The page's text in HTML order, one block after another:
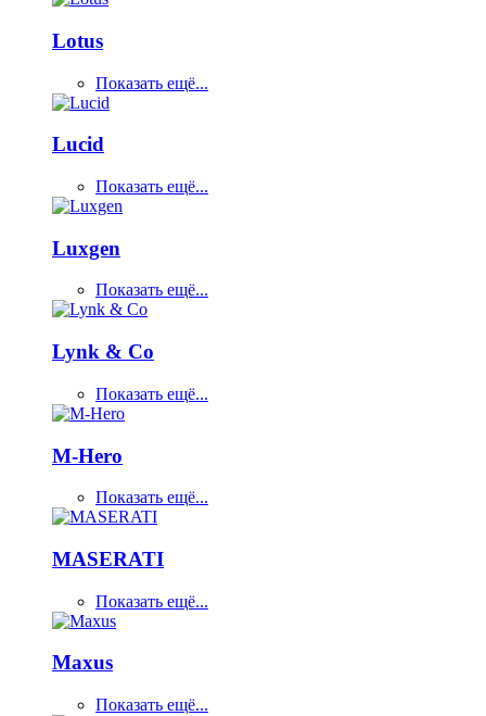
Lotus
Показать ещё...
Lucid
Показать ещё...
Luxgen
Показать ещё...
Lynk & Co
Показать ещё...
M-Hero
Показать ещё...
MASERATI
Показать ещё...
Maxus
Показать ещё...